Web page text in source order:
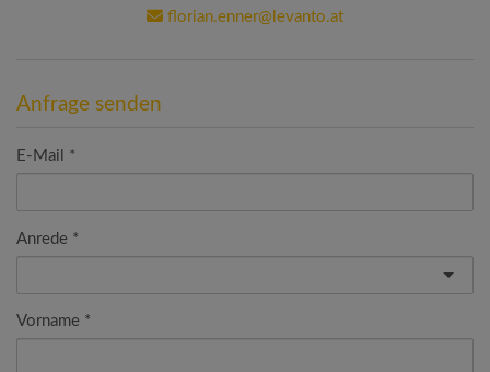
florian.enner@levanto.at
Anfrage senden
E-Mail
Anrede
Vorname